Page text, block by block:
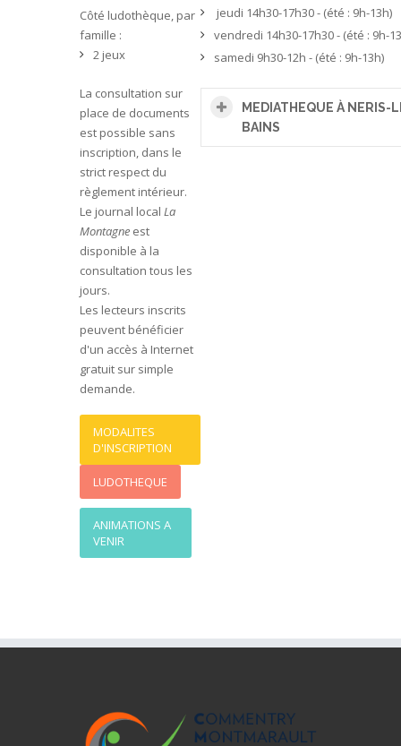
Côté ludothèque, par
famille :
2 jeux
La consultation sur
place de documents
est possible sans
inscription, dans le
strict respect du
règlement intérieur.
Le journal local La
Montagne est
disponible à la
consultation tous les
jours.
Les lecteurs inscrits
peuvent bénéficier
d'un accès à Internet
gratuit sur simple
demande.
MODALITES
D'INSCRIPTION
LUDOTHEQUE
ANIMATIONS A
VENIR
jeudi 14h30-17h30 - (été : 9h-13h)
vendredi 14h30-17h30 - (été : 9h-
samedi 9h30-12h - (été : 9h-13h)
MEDIATHEQUE À NERIS-
BAINS